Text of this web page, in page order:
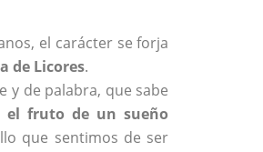
el carácter se forja
de Licores.
y de palabra, que sabe
el fruto de un sueño
que sentimos de ser